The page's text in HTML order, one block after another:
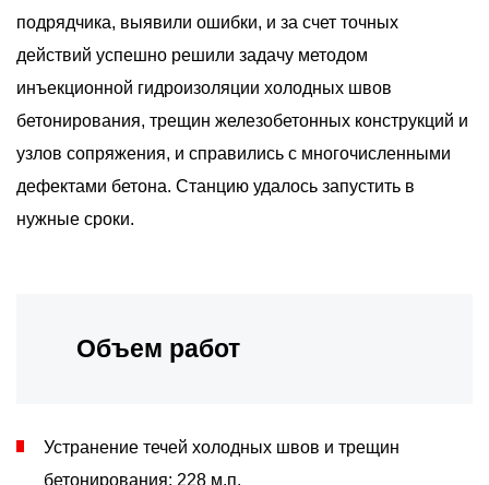
подрядчика, выявили ошибки, и за счет точных
действий успешно решили задачу методом
инъекционной гидроизоляции холодных швов
бетонирования, трещин железобетонных конструкций и
узлов сопряжения, и справились с многочисленными
дефектами бетона. Станцию удалось запустить в
нужные сроки.
Объем работ
Устранение течей холодных швов и трещин
бетонирования: 228 м.п.